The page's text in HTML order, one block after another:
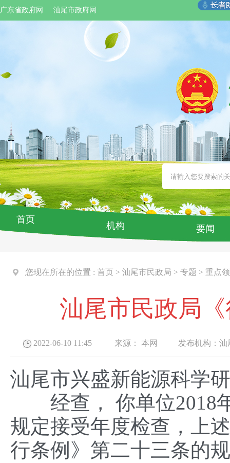
广东省政府网 汕尾市政府网
首页
机构 要闻
您现在所在的位置 : 首页 > 汕尾市民政局 > 专题 > 重点
汕尾市民政局
2022-06-10 11:45 来源： 本网 发布机构： 汕
汕尾市兴盛新能源科学
经查， 你单位2018年
规定接受年度检查，上
行条例》第二十三条的